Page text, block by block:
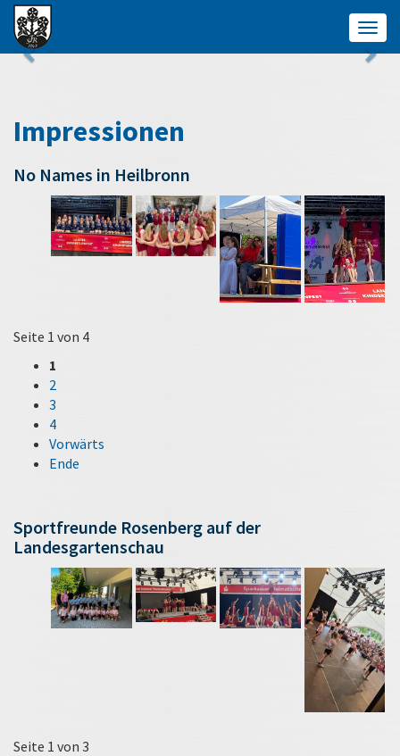
Impressionen
No Names in Heilbronn
Seite 1 von 4
1
2
3
4
Vorwärts
Ende
Sportfreunde Rosenberg auf der
Landesgartenschau
Seite 1 von 3